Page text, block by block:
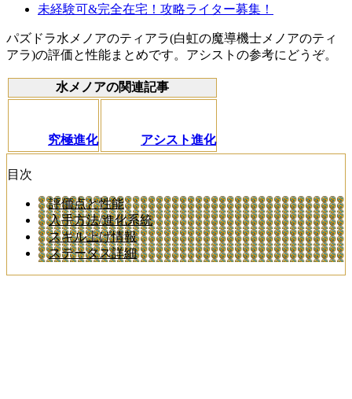
未経験可&完全在宅！攻略ライター募集！
パズドラ水メノアのティアラ(白虹の魔導機士メノアのティ
アラ)の評価と性能まとめです。アシストの参考にどうぞ。
水メノアの関連記事
究極進化 アシスト進化
目次
評価点と性能
入手方法/進化系統
スキル上げ情報
ステータス詳細